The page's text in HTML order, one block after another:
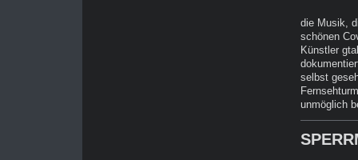
die Musik,
schönen
Künstler
selbst
unmöglich